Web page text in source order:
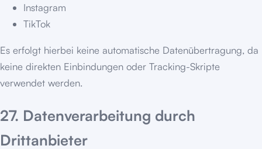
Instagram
TikTok
Es erfolgt hierbei keine automatische Datenübertragung, da
keine direkten Einbindungen oder Tracking-Skripte
verwendet werden.
27. Datenverarbeitung durch
Drittanbieter